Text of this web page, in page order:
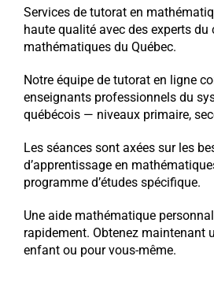
Services de tutorat en
haute qualité avec des experts du
mathématiques du Québec.
Notre équipe de tutorat en ligne
enseignants professionnels du
québécois — niveaux primaire,
Les séances sont axées sur les
d’apprentissage en
programme d’études spécifique.
Une aide mathématique
rapidement. Obtenez maintenant
enfant ou pour vous-même.